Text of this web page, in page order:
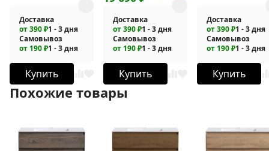
Доставка
от 390 ₽1 - 3 дня
Самовывоз
от 190 ₽1 - 3 дня
Купить
Доставка
от 390 ₽1 - 3 дня
Самовывоз
от 190 ₽1 - 3 дня
Купить
Доставка
от 390 ₽1 - 3 дня
Самовывоз
от 190 ₽1 - 3 дня
Купить
Похожие товары